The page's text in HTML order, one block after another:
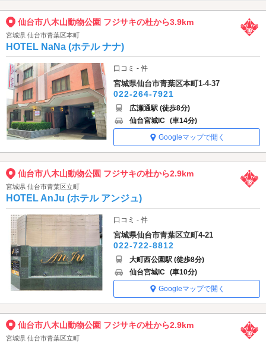
仙台市八木山動物公園 フジサキの杜から3.9km
宮城県 仙台市青葉区本町
HOTEL NaNa (ホテル ナナ)
口コミ - 件
宮城県仙台市青葉区本町1-4-37
022-264-7921
広瀬通駅 (徒歩8分)
仙台宮城IC (車14分)
Googleマップで開く
仙台市八木山動物公園 フジサキの杜から2.9km
宮城県 仙台市青葉区立町
HOTEL AnJu (ホテル アンジュ)
口コミ - 件
宮城県仙台市青葉区立町4-21
022-722-8812
大町西公園駅 (徒歩8分)
仙台宮城IC (車10分)
Googleマップで開く
仙台市八木山動物公園 フジサキの杜から2.9km
宮城県 仙台市青葉区立町